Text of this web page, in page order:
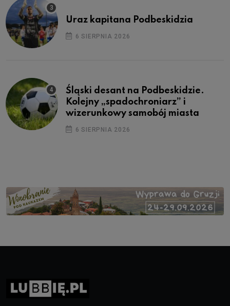
Uraz kapitana Podbeskidzia
6 SIERPNIA 2026
Śląski desant na Podbeskidzie.
Kolejny „spadochroniarz” i
wizerunkowy samobój miasta
6 SIERPNIA 2026